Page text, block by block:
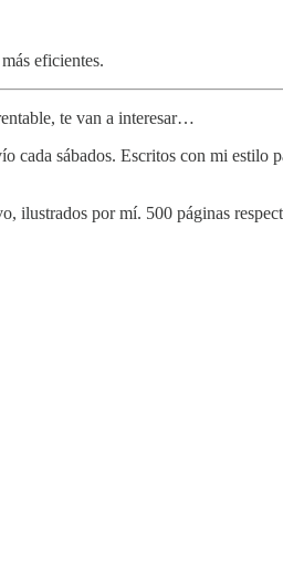
eficientes.
te van a interesar…
cada sábados. Escritos con mi
por mí. 500 páginas